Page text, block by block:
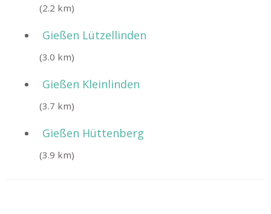
(2.2 km)
Gießen Lützellinden
(3.0 km)
Gießen Kleinlinden
(3.7 km)
Gießen Hüttenberg
(3.9 km)